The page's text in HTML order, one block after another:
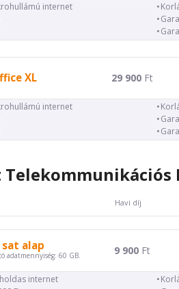
internet
XL 29 900Ft
internet
Havi díj
alap
adatmennyiség: 60 GB. 9 900Ft
internet